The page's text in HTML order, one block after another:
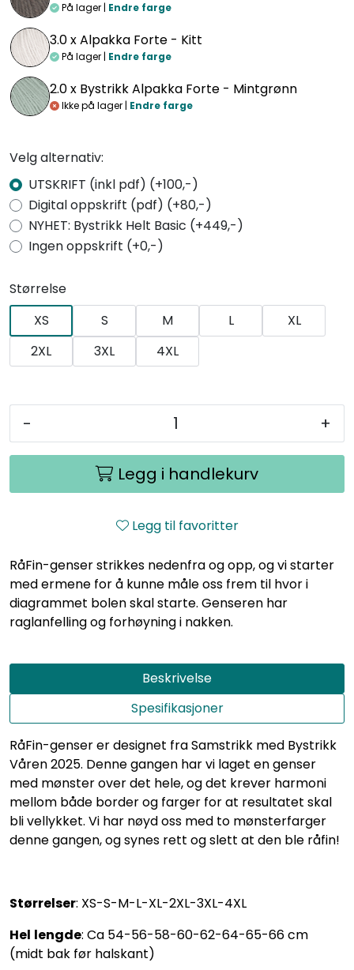
På lager | Endre farge
3.0 xAlpakka Forte - Kitt
På lager | Endre farge
2.0 x Bystrikk Alpakka Forte - Mintgrønn
Ikke på lager | Endre farge
Velg alternativ:
UTSKRIFT (inkl pdf) (+100,-)
Digital oppskrift (pdf) (+80,-)
NYHET: Bystrikk Helt Basic (+449,-)
Ingen oppskrift (+0,-)
Størrelse
XS
S M L
XL
2XL
3XL 4XL
- +
Legg i handlekurv
Legg til favoritter
RåFin-genser strikkes nedenfra og opp, og vi starter
med ermene for å kunne måle oss frem til hvor i
diagrammet bolen skal starte. Genseren har
raglanfelling og forhøyning i nakken.
Beskrivelse
Spesifikasjoner
RåFin-genser er designet fra Samstrikk med Bystrikk
Våren 2025. Denne gangen har vi laget en genser
med mønster over det hele, og det krever harmoni
mellom både border og farger for at resultatet skal
bli vellykket. Vi har nøyd oss med to mønsterfarger
denne gangen, og synes rett og slett at den ble råfin!
Størrelser: XS-S-M-L-XL-2XL-3XL-4XL
Hel lengde: Ca 54-56-58-60-62-64-65-66 cm
(midt bak før halskant)